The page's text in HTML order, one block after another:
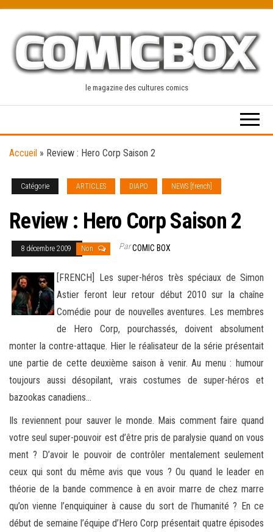
content
le magazine des cultures comics
Accueil » Review : Hero Corp Saison 2
Catégorie ARTICLES DIAPO NEWS [french]
Review : Hero Corp Saison 2
8 décembre 2009 Non ParCOMIC BOX
[FRENCH] Les super-héros très spéciaux de Simon
Astier feront leur retour début 2010 sur la chaîne
Comédie pour de nouvelles aventures. Les membres
de Hero Corp, pourchassés, doivent absolument
monter la contre-attaque. Hier le réalisateur de la série présentait
une partie de cette deuxième saison à venir. Au menu : humour
toujours aussi désopilant, vrais costumes de super-héros et
bazookas canadiens…
Ils reviennent pour sauver le monde. Mais comment faire quand
votre seul super-pouvoir est d’être pris de paralysie quand on vous
ment ? D’avoir le pouvoir de contrôler mentalement seulement
ceux qui sont du même avis que vous ? Ou quand le leader en
théorie de la bande commence à en avoir marre de chez marre
qu’on vienne l’enquiquiner à cause du sort de l’humanité ? En ce
début de semaine l’équipe d’Hero Corp présentait quatre épisodes